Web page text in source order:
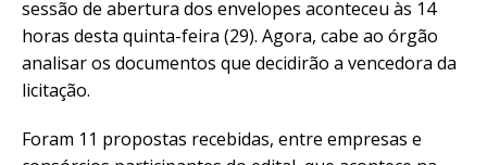
sessão de abertura dos envelopes aconteceu às 14
horas desta quinta-feira (29). Agora, cabe ao órgão
analisar os documentos que decidirão a vencedora da
licitação.
Foram 11 propostas recebidas, entre empresas e